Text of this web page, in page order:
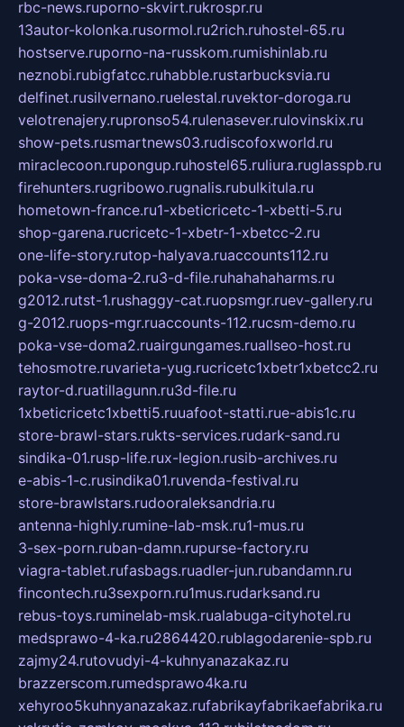
rbc-news.ruporno-skvirt.rukrospr.ru
13autor-kolonka.rusormol.ru2rich.ruhostel-65.ru
hostserve.ruporno-na-russkom.rumishinlab.ru
neznobi.rubigfatcc.ruhabble.rustarbucksvia.ru
delfinet.rusilvernano.ruelestal.ruvektor-doroga.ru
velotrenajery.rupronso54.rulenasever.rulovinskix.ru
show-pets.rusmartnews03.rudiscofoxworld.ru
miraclecoon.rupongup.ruhostel65.ruliura.ruglasspb.ru
firehunters.rugribowo.rugnalis.rubulkitula.ru
hometown-france.ru1-xbeticricetc-1-xbetti-5.ru
shop-garena.rucricetc-1-xbetr-1-xbetcc-2.ru
one-life-story.rutop-halyava.ruaccounts112.ru
poka-vse-doma-2.ru3-d-file.ruhahahaharms.ru
g2012.rutst-1.rushaggy-cat.ruopsmgr.ruev-gallery.ru
g-2012.ruops-mgr.ruaccounts-112.rucsm-demo.ru
poka-vse-doma2.ruairgungames.ruallseo-host.ru
tehosmotre.ruvarieta-yug.rucricetc1xbetr1xbetcc2.ru
raytor-d.ruatillagunn.ru3d-file.ru
1xbeticricetc1xbetti5.ruuafoot-statti.rue-abis1c.ru
store-brawl-stars.rukts-services.rudark-sand.ru
sindika-01.rusp-life.rux-legion.rusib-archives.ru
e-abis-1-c.rusindika01.ruvenda-festival.ru
store-brawlstars.rudooraleksandria.ru
antenna-highly.rumine-lab-msk.ru1-mus.ru
3-sex-porn.ruban-damn.rupurse-factory.ru
viagra-tablet.rufasbags.ruadler-jun.rubandamn.ru
fincontech.ru3sexporn.ru1mus.rudarksand.ru
rebus-toys.ruminelab-msk.rualabuga-cityhotel.ru
medsprawo-4-ka.ru2864420.rublagodarenie-spb.ru
zajmy24.rutovudyi-4-kuhnyanazakaz.ru
brazzerscom.rumedsprawo4ka.ru
xehyroo5kuhnyanazakaz.rufabrikayfabrikaefabrika.ru